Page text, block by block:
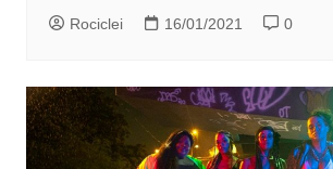
Rociclei 16/01/2021 0